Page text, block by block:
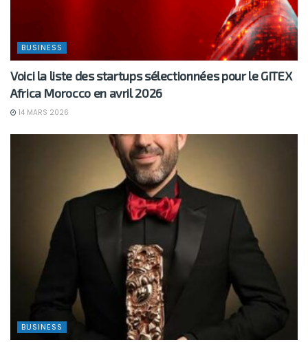
BUSINESS
Voici la liste des startups sélectionnées pour le GITEX
Africa Morocco en avril 2026
14 MARS 2026
BUSINESS